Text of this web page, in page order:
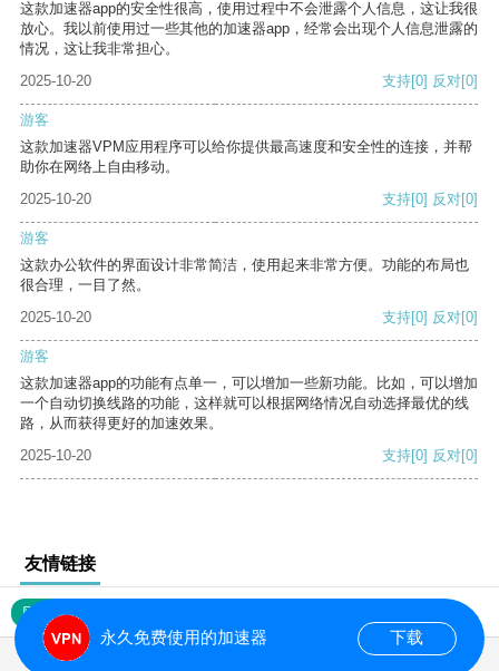
这款加速器app的安全性很高，使用过程中不会泄露个人信息，这让我很
放心。我以前使用过一些其他的加速器app，经常会出现个人信息泄露的
情况，这让我非常担心。
2025-10-20
支持[0] 反对[0]
游客
这款加速器VPM应用程序可以给你提供最高速度和安全性的连接，并帮
助你在网络上自由移动。
2025-10-20
支持[0] 反对[0]
游客
这款办公软件的界面设计非常简洁，使用起来非常方便。功能的布局也
很合理，一目了然。
2025-10-20
支持[0] 反对[0]
游客
这款加速器app的功能有点单一，可以增加一些新功能。比如，可以增加
一个自动切换线路的功能，这样就可以根据网络情况自动选择最优的线
路，从而获得更好的加速效果。
2025-10-20
支持[0] 反对[0]
友情链接
网站地图
永久免费使用的加速器 下载